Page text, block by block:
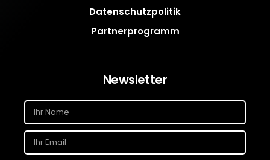
Datenschutzpolitik
Partnerprogramm
Newsletter